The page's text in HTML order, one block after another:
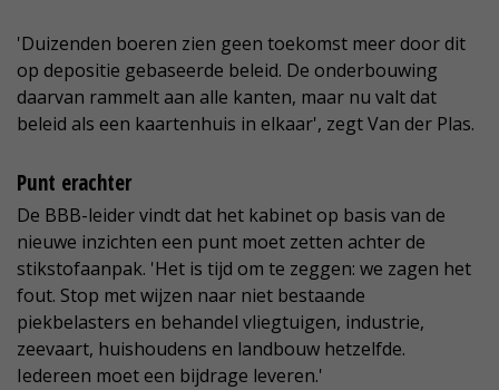
'Duizenden boeren zien geen toekomst meer door dit
op depositie gebaseerde beleid. De onderbouwing
daarvan rammelt aan alle kanten, maar nu valt dat
beleid als een kaartenhuis in elkaar', zegt Van der Plas.
Punt erachter
De BBB-leider vindt dat het kabinet op basis van de
nieuwe inzichten een punt moet zetten achter de
stikstofaanpak. 'Het is tijd om te zeggen: we zagen het
fout. Stop met wijzen naar niet bestaande
piekbelasters en behandel vliegtuigen, industrie,
zeevaart, huishoudens en landbouw hetzelfde.
Iedereen moet een bijdrage leveren.'